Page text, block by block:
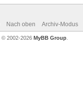
Nach oben Archiv-Modus
, © 2002-2026 MyBB Group